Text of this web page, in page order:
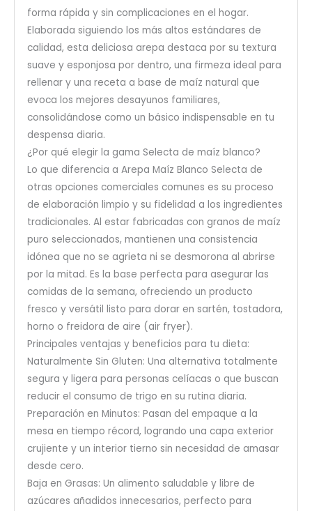
forma rápida y sin complicaciones en el hogar.
Elaborada siguiendo los más altos estándares de
calidad, esta deliciosa arepa destaca por su textura
suave y esponjosa por dentro, una firmeza ideal para
rellenar y una receta a base de maíz natural que
evoca los mejores desayunos familiares,
consolidándose como un básico indispensable en tu
despensa diaria.
¿Por qué elegir la gama Selecta de maíz blanco?
Lo que diferencia a Arepa Maíz Blanco Selecta de
otras opciones comerciales comunes es su proceso
de elaboración limpio y su fidelidad a los ingredientes
tradicionales. Al estar fabricadas con granos de maíz
puro seleccionados, mantienen una consistencia
idónea que no se agrieta ni se desmorona al abrirse
por la mitad. Es la base perfecta para asegurar las
comidas de la semana, ofreciendo un producto
fresco y versátil listo para dorar en sartén, tostadora,
horno o freidora de aire (air fryer).
Principales ventajas y beneficios para tu dieta:
Naturalmente Sin Gluten: Una alternativa totalmente
segura y ligera para personas celíacas o que buscan
reducir el consumo de trigo en su rutina diaria.
Preparación en Minutos: Pasan del empaque a la
mesa en tiempo récord, logrando una capa exterior
crujiente y un interior tierno sin necesidad de amasar
desde cero.
Baja en Grasas: Un alimento saludable y libre de
azúcares añadidos innecesarios, perfecto para